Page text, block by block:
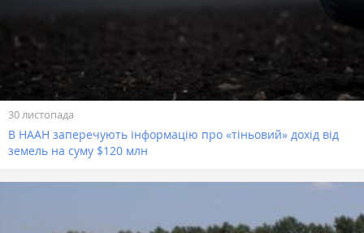
30 листопада
В НААН заперечують інформацію про «тіньовий» дохід від
земель на суму $120 млн